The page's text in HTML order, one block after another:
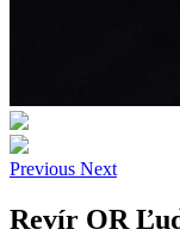
Previous Next
Revír OR